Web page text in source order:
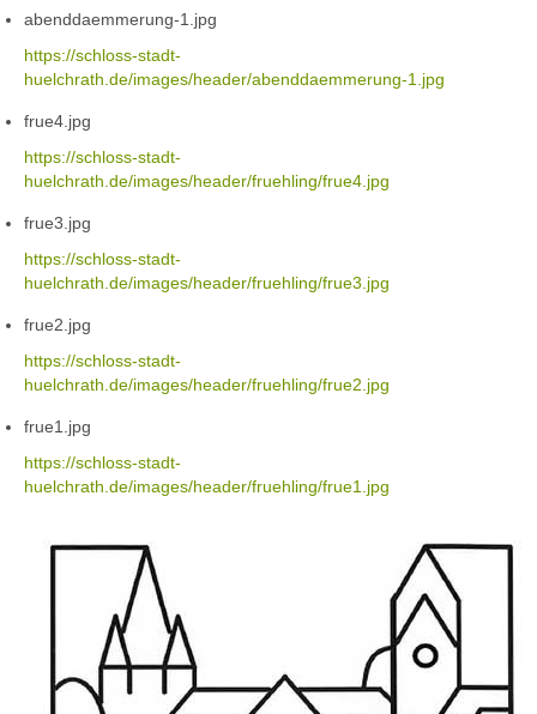
abenddaemmerung-1.jpg
https://schloss-stadt-
huelchrath.de/images/header/abenddaemmerung-1.jpg
frue4.jpg
https://schloss-stadt-
huelchrath.de/images/header/fruehling/frue4.jpg
frue3.jpg
https://schloss-stadt-
huelchrath.de/images/header/fruehling/frue3.jpg
frue2.jpg
https://schloss-stadt-
huelchrath.de/images/header/fruehling/frue2.jpg
frue1.jpg
https://schloss-stadt-
huelchrath.de/images/header/fruehling/frue1.jpg